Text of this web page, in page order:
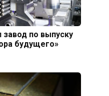
завод по выпуску
будущего»